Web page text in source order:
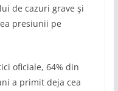
de cazuri grave şi
presiunii pe
oficiale, 64% din
a primit deja cea